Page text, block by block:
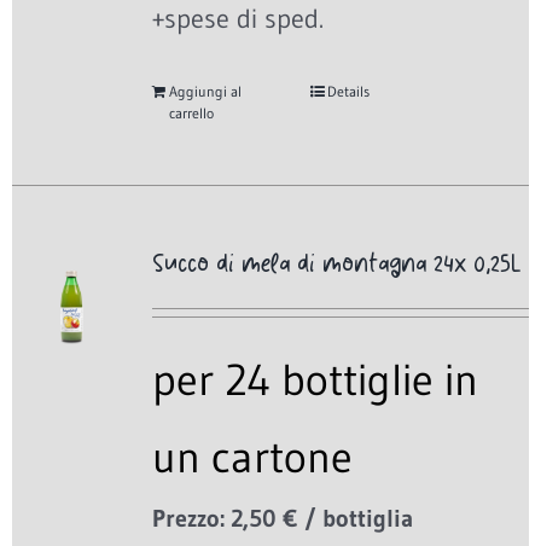
+spese di sped.
Aggiungi al
carrello
Details
Succo di mela di montagna 24x 0,25L
per 24 bottiglie in
un cartone
Prezzo: 2,50 € / bottiglia